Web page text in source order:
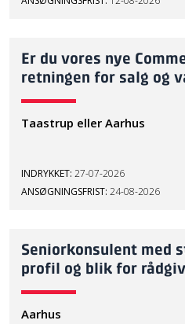
Er du vores nye
retningen for salg og
Taastrup eller Aarhus
INDRYKKET: 27-07-2026
ANSØGNINGSFRIST: 24-08-2026
Seniorkonsulent med
profil og blik for
Aarhus